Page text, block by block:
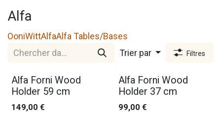
Alfa
OoniWittAlfaAlfa Tables/Bases
Trier par
Filtres
Alfa Forni Wood
Holder 59 cm
149,00 €
Alfa Forni Wood
Holder 37 cm
99,00 €